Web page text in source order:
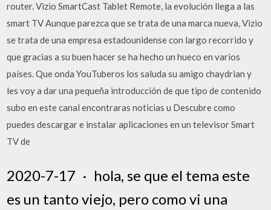
router. Vizio SmartCast Tablet Remote, la evolución llega a las
smart TV Aunque parezca que se trata de una marca nueva, Vizio
se trata de una empresa estadounidense con largo recorrido y
que gracias a su buen hacer se ha hecho un hueco en varios
países. Que onda YouTuberos los saluda su amigo chaydrian y
les voy a dar una pequeña introducción de que tipo de contenido
subo en este canal encontraras noticias u Descubre como
puedes descargar e instalar aplicaciones en un televisor Smart
TV de
2020-7-17 · hola, se que el tema este
es un tanto viejo, pero como vi una